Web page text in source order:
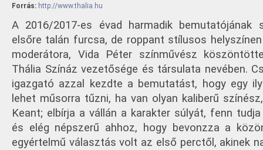
Forrás: http://www.thalia.hu
A 2016/2017-es évad harmadik bemutatójának
elsőre talán furcsa, de roppant stílusos
moderátora, Vida Péter színművész
Thália Színáz vezetősége és társulata nevében.
igazgató azzal kezdte a bemutatást, hogy egy
lehet műsorra tűzni, ha van olyan kaliberű
Keant; elbírja a vállán a karakter súlyát, fenn
és elég népszerű ahhoz, hogy bevonzza a
egyértelmű választás volt az első perctől, akinek